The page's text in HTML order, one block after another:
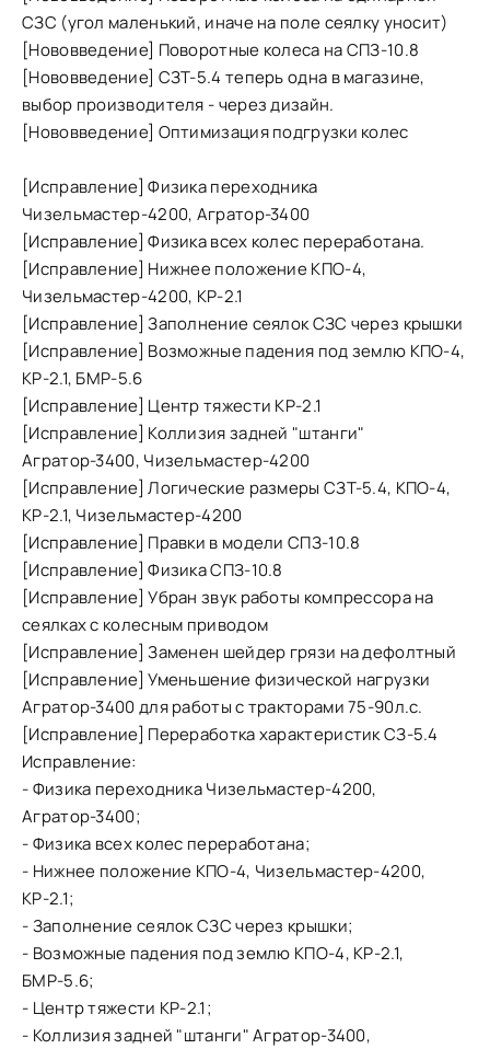
СЗС (угол маленький, иначе на поле сеялку уносит)
[Нововведение] Поворотные колеса на СПЗ-10.8
[Нововведение] СЗТ-5.4 теперь одна в магазине,
выбор производителя - через дизайн.
[Нововведение] Оптимизация подгрузки колес
[Исправление] Физика переходника
Чизельмастер-4200, Агратор-3400
[Исправление] Физика всех колес переработана.
[Исправление] Нижнее положение КПО-4,
Чизельмастер-4200, КР-2.1
[Исправление] Заполнение сеялок СЗС через крышки
[Исправление] Возможные падения под землю КПО-4,
КР-2.1, БМР-5.6
[Исправление] Центр тяжести КР-2.1
[Исправление] Коллизия задней "штанги"
Агратор-3400, Чизельмастер-4200
[Исправление] Логические размеры СЗТ-5.4, КПО-4,
КР-2.1, Чизельмастер-4200
[Исправление] Правки в модели СПЗ-10.8
[Исправление] Физика СПЗ-10.8
[Исправление] Убран звук работы компрессора на
сеялках с колесным приводом
[Исправление] Заменен шейдер грязи на дефолтный
[Исправление] Уменьшение физической нагрузки
Агратор-3400 для работы с тракторами 75-90л.с.
[Исправление] Переработка характеристик СЗ-5.4
Исправление:
- Физика переходника Чизельмастер-4200,
Агратор-3400;
- Физика всех колес переработана;
- Нижнее положение КПО-4, Чизельмастер-4200,
КР-2.1;
- Заполнение сеялок СЗС через крышки;
- Возможные падения под землю КПО-4, КР-2.1,
БМР-5.6;
- Центр тяжести КР-2.1;
- Коллизия задней "штанги" Агратор-3400,